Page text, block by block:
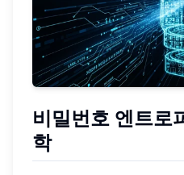
비밀번호 엔트로
학